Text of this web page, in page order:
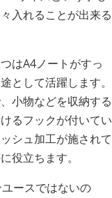
入れることが出来る
はA4ノートがすっ
として活躍します。
小物などを収納する
るフックが付いてい
シュ加工が施されて
役立ちます。
ースではないの